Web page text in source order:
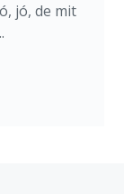
jó, de mit